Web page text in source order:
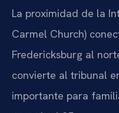
La proximidad de la
Carmel Church)
Fredericksburg al
convierte al tribunal
importante para